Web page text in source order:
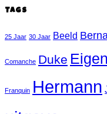
Tags
25 Jaar 30 Jaar Beeld
Comanche Duke
Franquin Hermann